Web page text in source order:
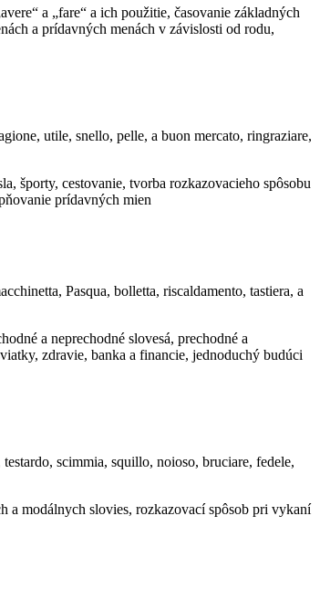
a „fare“ a ich použitie, časovanie základných
a prídavných menách v závislosti od rodu,
utile, snello, pelle, a buon mercato, ringraziare,
športy, cestovanie, tvorba rozkazovacieho spôsobu
prídavných mien
Pasqua, bolletta, riscaldamento, tastiera, a
a neprechodné slovesá, prechodné a
zdravie, banka a financie, jednoduchý budúci
scimmia, squillo, noioso, bruciare, fedele,
a modálnych slovies, rozkazovací spôsob pri vykaní